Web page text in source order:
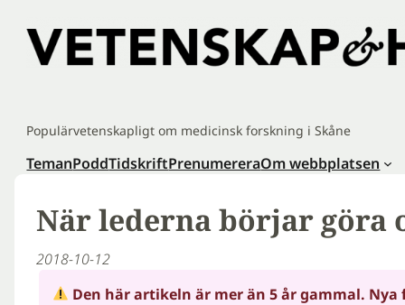
innehåll
Populärvetenskapligt om medicinsk forskning i Skåne
TemanPoddTidskriftPrenumereraOm webbplatsen
När lederna börjar göra
2018-10-12
Den här artikeln är mer än 5 år gammal.